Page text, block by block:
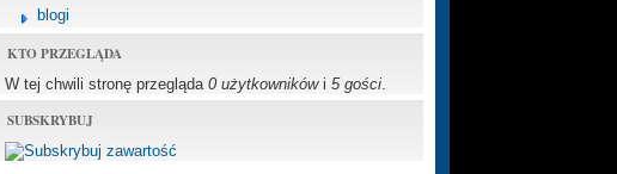
blogi
KTO PRZEGLĄDA
W tej chwili stronę przegląda 0 użytkownikówi 5 gości
SUBSKRYBUJ